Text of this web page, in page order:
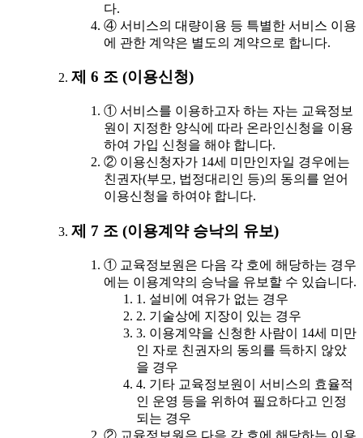
다.
④ 서비스의 대량이용 등 특별한 서비스 이용
에 관한 계약은 별도의 계약으로 합니다.
제 6 조 (이용신청)
① 서비스를 이용하고자 하는 자는 교육정보
원이 지정한 양식에 따라 온라인신청을 이용
하여 가입 신청을 해야 합니다.
② 이용신청자가 14세 미만인자일 경우에는
친권자(부모, 법정대리인 등)의 동의를 얻어
이용신청을 하여야 합니다.
제 7 조 (이용계약 승낙의 유보)
① 교육정보원은 다음 각 호에 해당하는 경우
에는 이용계약의 승낙을 유보할 수 있습니다.
1. 설비에 여유가 없는 경우
2. 기술상에 지장이 있는 경우
3. 이용계약을 신청한 사람이 14세 미만
인 자로 친권자의 동의를 득하지 않았
을 경우
4. 기타 교육정보원이 서비스의 효율적
인 운영 등을 위하여 필요하다고 인정
되는 경우
② 교육정보원은 다음 각 호에 해당하는 이용